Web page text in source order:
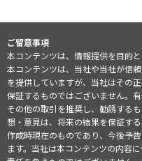
ご留意事項
本コンテンツは、情報提供を目的と
本コンテンツは、当社や当社が信
を提供していますが、当社はその
保証するものではございません。
その他の取引を推奨し、勧誘する
想・意見は、将来の結果を保証す
作成時現在のものであり、今後予
ます。当社は本コンテンツの内容